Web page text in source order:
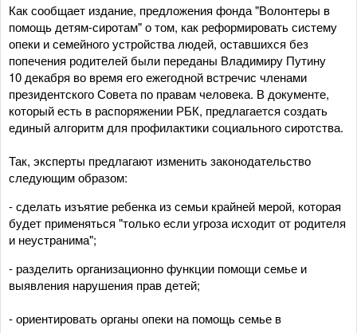
Как сообщает издание, предложения фонда "Волонтеры в
помощь детям-сиротам" о том, как реформировать систему
опеки и семейного устройства людей, оставшихся без
попечения родителей были переданы Владимиру Путину
10 декабря во время его ежегодной встречис членами
президентского Совета по правам человека. В документе,
который есть в распоряжении РБК, предлагается создать
единый алгоритм для профилактики социального сиротства.
Так, эксперты предлагают изменить законодательство
следующим образом:
- сделать изъятие ребенка из семьи крайней мерой, которая
будет применяться "только если угроза исходит от родителя
и неустранима";
- разделить организационно функции помощи семье и
выявления нарушения прав детей;
- ориентировать органы опеки на помощь семье в